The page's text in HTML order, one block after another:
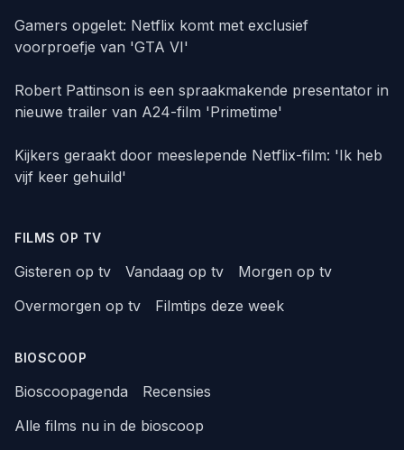
Gamers opgelet: Netflix komt met exclusief
voorproefje van 'GTA VI'
Robert Pattinson is een spraakmakende presentator in
nieuwe trailer van A24-film 'Primetime'
Kijkers geraakt door meeslepende Netflix-film: 'Ik heb
vijf keer gehuild'
FILMS OP TV
Gisteren op tv Vandaag op tv
Morgen op tv
Overmorgen op tv
Filmtips deze week
BIOSCOOP
Bioscoopagenda
Recensies
Alle films nu in de bioscoop